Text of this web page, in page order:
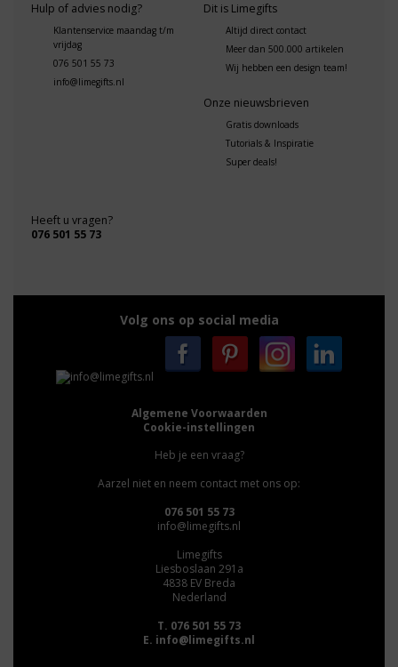
Hulp of advies nodig?
Klantenservice maandag t/m
vrijdag
076 501 55 73
info@limegifts.nl
Dit is Limegifts
Altijd direct contact
Meer dan 500.000 artikelen
Wij hebben een design team!
Onze nieuwsbrieven
Gratis downloads
Tutorials & Inspiratie
Super deals!
Heeft u vragen?
076 501 55 73
Volg ons op social media
Algemene Voorwaarden
Cookie-instellingen
Heb je een vraag?
Aarzel niet en neem contact met ons op:
076 501 55 73
info@limegifts.nl
Limegifts
Liesboslaan 291a
4838 EV Breda
Nederland
T. 076 501 55 73
E. info@limegifts.nl